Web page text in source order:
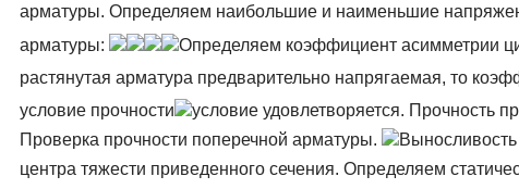
арматуры. Определяем наибольшие и наименьшие
арматуры:
Определяем коэффициент асимметрии
растянутая арматура предварительно напрягаемая, то
условие прочности
условие удовлетворяется. Прочность
Проверка прочности поперечной арматуры.
центра тяжести приведенного сечения. Определяем